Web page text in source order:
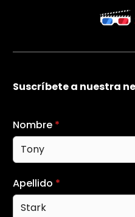
Suscríbete a nuestra
Nombre *
Apellido *